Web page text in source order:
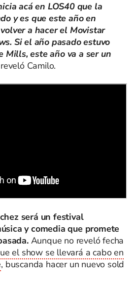
acá en LOS40 que la
y es que este año en
a hacer el Movistar
Si el año pasado estuvo
Mills, este año va a ser un
Camilo.
será un festival
y comedia que promete
Aunque no reveló fecha
el show se llevará a cabo en
, buscanda hacer un nuevo sold